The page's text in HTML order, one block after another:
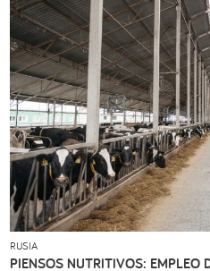
RUSIA
PIENSOS NUTRITIVOS: EMPLEO